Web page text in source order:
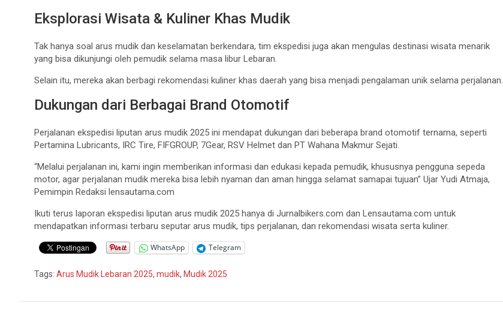
Eksplorasi Wisata & Kuliner Khas Mudik
Tak hanya soal arus mudik dan keselamatan berkendara, tim ekspedisi juga akan mengulas destinasi wisata menarik
yang bisa dikunjungi oleh pemudik selama masa libur Lebaran.
Selain itu, mereka akan berbagi rekomendasi kuliner khas daerah yang bisa menjadi pengalaman unik selama perjalanan.
Dukungan dari Berbagai Brand Otomotif
Perjalanan ekspedisi liputan arus mudik 2025 ini mendapat dukungan dari beberapa brand otomotif ternama, seperti
Pertamina Lubricants, IRC Tire, FIFGROUP, 7Gear, RSV Helmet dan PT Wahana Makmur Sejati.
“Melalui perjalanan ini, kami ingin memberikan informasi dan edukasi kepada pemudik, khususnya pengguna sepeda
motor, agar perjalanan mudik mereka bisa lebih nyaman dan aman hingga selamat samapai tujuan” Ujar Yudi Atmaja,
Pemimpin Redaksi lensautama.com
Ikuti terus laporan ekspedisi liputan arus mudik 2025 hanya di Jurnalbikers.com dan Lensautama.com untuk
mendapatkan informasi terbaru seputar arus mudik, tips perjalanan, dan rekomendasi wisata serta kuliner.
WhatsApp Telegram
Tags: Arus Mudik Lebaran 2025, mudik, Mudik 2025